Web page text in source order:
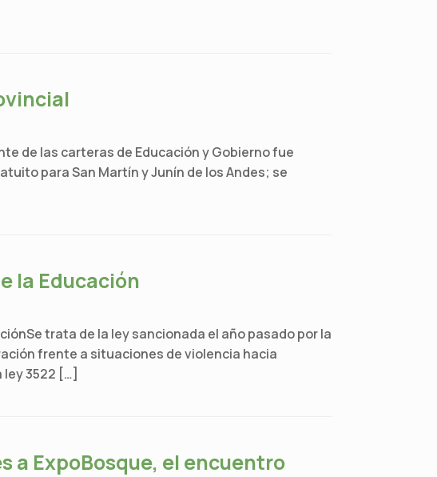
de las carteras de Educación y Gobierno fue
para San Martín y Junín de los Andes; se
la Educación
trata de la ley sancionada el año pasado por la
frente a situaciones de violencia hacia
3522 […]
a ExpoBosque, el encuentro